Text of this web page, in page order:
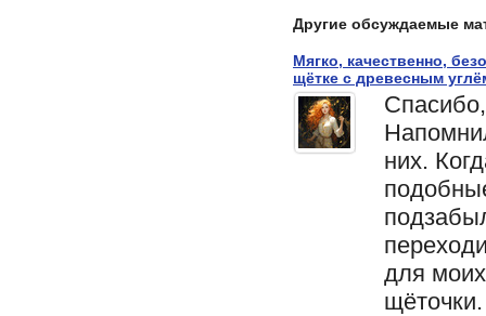
Другие обсуждаемые
Мягко, качественно,
щётке с древесным
них.
для
щёточки.